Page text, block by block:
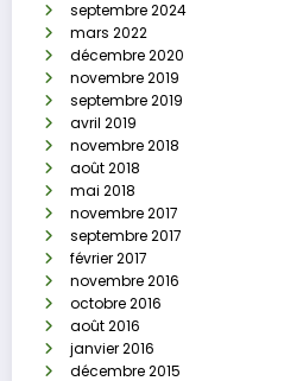
septembre 2024
mars 2022
décembre 2020
novembre 2019
septembre 2019
avril 2019
novembre 2018
août 2018
mai 2018
novembre 2017
septembre 2017
février 2017
novembre 2016
octobre 2016
août 2016
janvier 2016
décembre 2015